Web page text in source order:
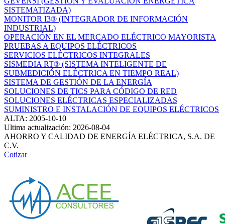
SISTEMATIZADA)
MONITOR I3® (INTEGRADOR DE INFORMACIÓN
INDUSTRIAL)
OPERACIÓN EN EL MERCADO ELÉCTRICO MAYORISTA
PRUEBAS A EQUIPOS ELÉCTRICOS
SERVICIOS ELÉCTRICOS INTEGRALES
SISMEDIA RT® (SISTEMA INTELIGENTE DE
SUBMEDICIÓN ELÉCTRICA EN TIEMPO REAL)
SISTEMA DE GESTIÓN DE LA ENERGÍA
SOLUCIONES DE TICS PARA CÓDIGO DE RED
SOLUCIONES ELÉCTRICAS ESPECIALIZADAS
SUMINISTRO E INSTALACIÓN DE EQUIPOS ELÉCTRICOS
ALTA: 2005-10-10
Ultima actualización: 2026-08-04
AHORRO Y CALIDAD DE ENERGÍA ELÉCTRICA, S.A. DE
C.V.
Cotizar